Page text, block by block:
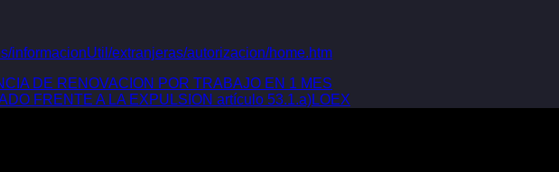
informacionUtil/extranjeras/autorizacion/home.htm
DE RENOVACION POR TRABAJO EN 1 MES
FRENTE A LA EXPULSION artículo 53.1.a)LOEX